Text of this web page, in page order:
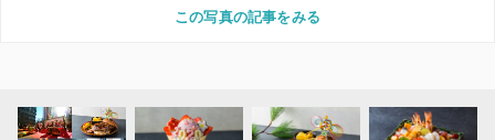
この写真の記事をみる